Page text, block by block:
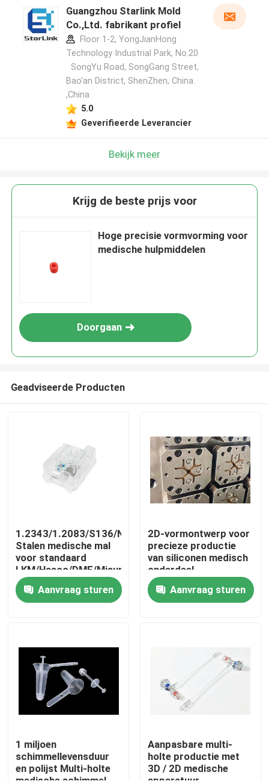
Thuis
Producten
VR-show
Guangzhou Starlink Mold
Co.,Ltd. fabrikant profiel
Floor 1-2, YongJianHong
Technology Industrial Park, No.20
SongYu Road, SongGang Street,
Bao'an District, ShenZhen, China.
,China
5.0
Geverifieerde Leverancier
Bekijk meer
Krijg de beste prijs voor
Hoge precisie vormvorming voor
medische hulpmiddelen
Doorgaan
Geadviseerde Producten
1.2343/1.2083/S136/NAK80
Stalen medische mal
voor standaard
LKM/Hasco/DME/Misumi
BMC
ventilatorcomponent
Aanvraag sturen
2D-vormontwerp voor
precieze productie
van siliconen medisch
onderdeel
Aanvraag sturen
1 miljoen
schimmellevensduur
en polijst Multi-holte
Aanpasbare multi-
holte productie met
3D / 2D medische